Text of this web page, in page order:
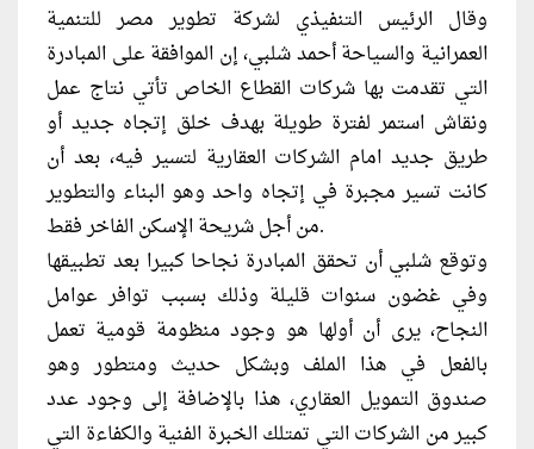
وقال الرئيس التنفيذي لشركة تطوير مصر للتنمية
العمرانية والسياحة أحمد شلبي، إن الموافقة على المبادرة
التي تقدمت بها شركات القطاع الخاص تأتي نتاج عمل
ونقاش استمر لفترة طويلة بهدف خلق إتجاه جديد أو
طريق جديد امام الشركات العقارية لتسير فيه، بعد أن
كانت تسير مجبرة في إتجاه واحد وهو البناء والتطوير
من أجل شريحة الإسكن الفاخر فقط.
وتوقع شلبي أن تحقق المبادرة نجاحا كبيرا بعد تطبيقها
وفي غضون سنوات قليلة وذلك بسبب توافر عوامل
النجاح، يرى أن أولها هو وجود منظومة قومية تعمل
بالفعل في هذا الملف وبشكل حديث ومتطور وهو
صندوق التمويل العقاري، هذا بالإضافة إلى وجود عدد
كبير من الشركات التي تمتلك الخبرة الفنية والكفاءة التي